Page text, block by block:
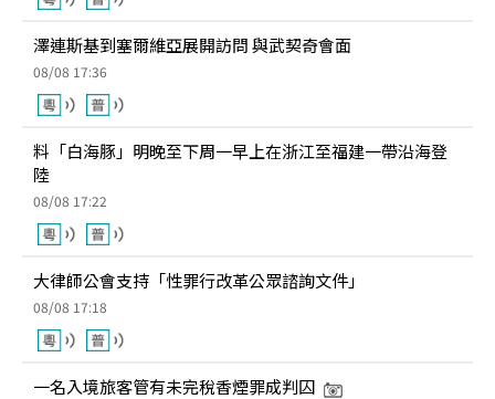
澤連斯基到塞爾維亞展開訪問 與武契奇會面
08/08 17:36
料「白海豚」明晚至下周一早上在浙江至福建一帶沿海登
陸
08/08 17:22
大律師公會支持「性罪行改革公眾諮詢文件」
08/08 17:18
一名入境旅客管有未完稅香煙罪成判囚